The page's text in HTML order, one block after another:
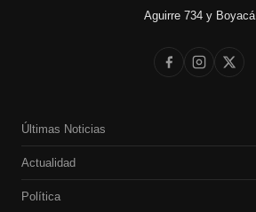
Aguirre 734 y Boyacá
Últimas Noticias
Actualidad
Política